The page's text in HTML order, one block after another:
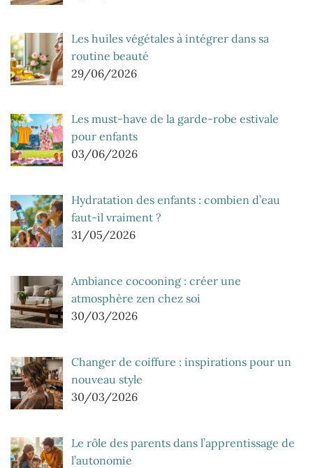
Les huiles végétales à intégrer dans sa
routine beauté
29/06/2026
Les must-have de la garde-robe estivale
pour enfants
03/06/2026
Hydratation des enfants : combien d’eau
faut-il vraiment ?
31/05/2026
Ambiance cocooning : créer une
atmosphère zen chez soi
30/03/2026
Changer de coiffure : inspirations pour un
nouveau style
30/03/2026
Le rôle des parents dans l’apprentissage de
l’autonomie